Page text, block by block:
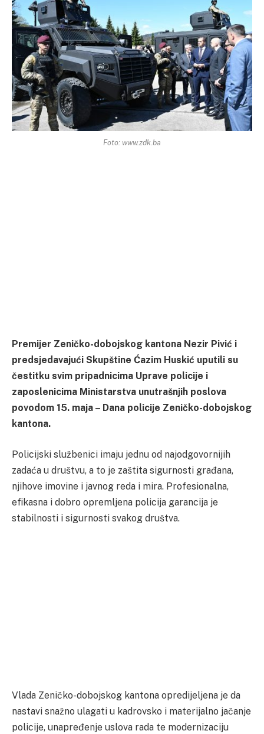
Foto: www.zdk.ba
Premijer Zeničko-dobojskog kantona Nezir Pivić i
predsjedavajući Skupštine Ćazim Huskić uputili su
čestitku svim pripadnicima Uprave policije i
zaposlenicima Ministarstva unutrašnjih poslova
povodom 15. maja – Dana policije Zeničko-dobojskog
kantona.
Policijski službenici imaju jednu od najodgovornijih
zadaća u društvu, a to je zaštita sigurnosti građana,
njihove imovine i javnog reda i mira. Profesionalna,
efikasna i dobro opremljena policija garancija je
stabilnosti i sigurnosti svakog društva.
Vlada Zeničko-dobojskog kantona opredijeljena je da
nastavi snažno ulagati u kadrovsko i materijalno jačanje
policije, unapređenje uslova rada te modernizaciju